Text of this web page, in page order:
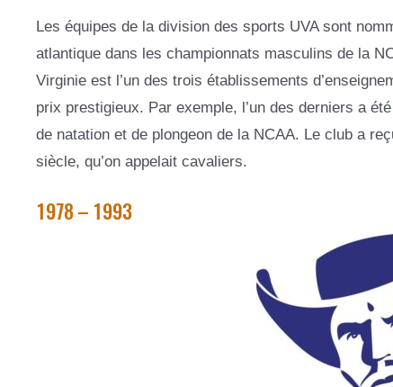
Les équipes de la division des sports UVA sont
atlantique dans les championnats masculins de la
Virginie est l’un des trois établissements
prix prestigieux. Par exemple, l’un des derniers a
de natation et de plongeon de la NCAA. Le club a
siècle, qu’on appelait cavaliers.
1978 – 1993